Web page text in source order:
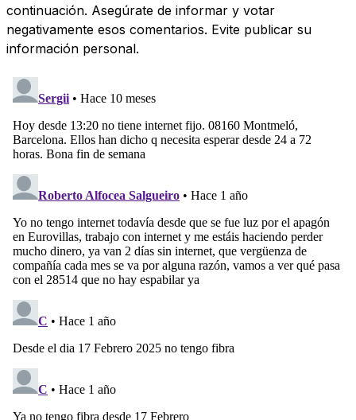
continuación. Asegúrate de informar y votar
negativamente esos comentarios. Evite publicar su
información personal.